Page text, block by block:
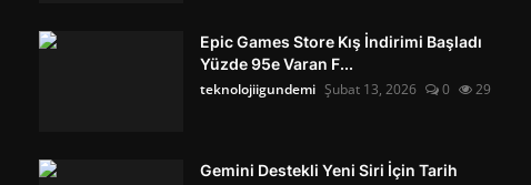
Epic Games Store Kış İndirimi Başladı
Yüzde 95e Varan F...
teknolojiigundemi Şubat 13, 2026 0 29
Gemini Destekli Yeni Siri İçin Tarih